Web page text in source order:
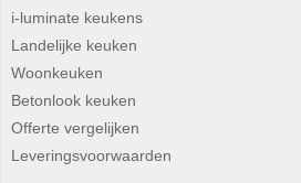
i-luminate keukens
Landelijke keuken
Woonkeuken
Betonlook keuken
Offerte vergelijken
Leveringsvoorwaarden